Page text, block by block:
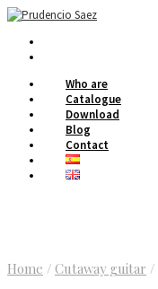
Who are
Catalogue
Download
Blog
Contact
Home / Cutaway guitar /